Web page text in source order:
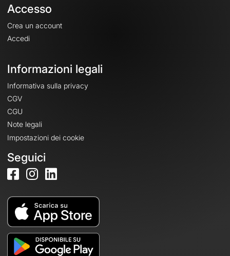
Accesso
Crea un account
Accedi
Informazioni legali
Informativa sulla privacy
CGV
CGU
Note legali
Impostazioni dei cookie
Seguici